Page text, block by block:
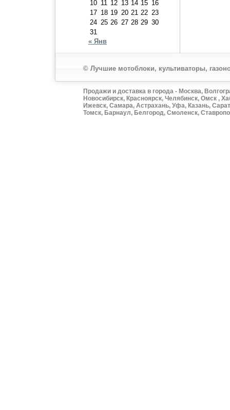
10 11 12 13 14 15 16
17 18 19 20 21 22 23
24 25 26 27 28 29 30
31
« Янв
© Лучшие мотоблоки, культиваторы,
Продажи и доставка в города - Москва,
Новосибирск, Красноярск, Челябинск, Омск ,
Ижевск, Самара, Астрахань, Уфа, Казань,
Томск, Барнаул, Белгород, Смоленск,